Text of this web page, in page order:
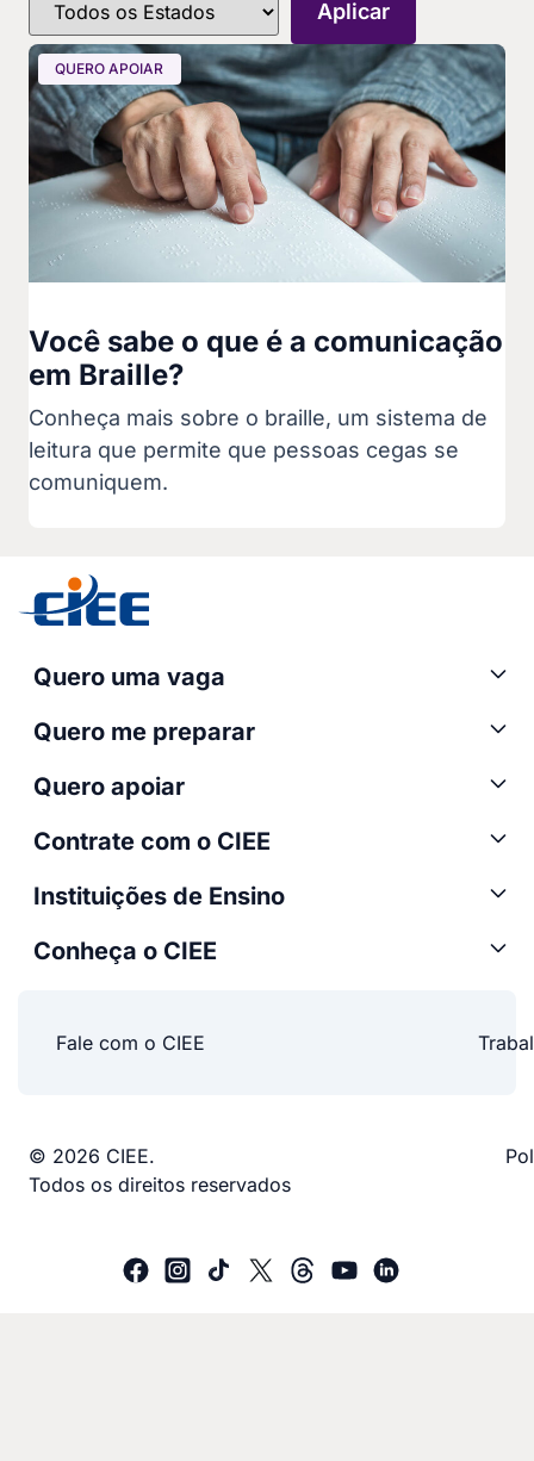
QUERO APOIAR
Você sabe o que é a comunicação
em Braille?
Conheça mais sobre o braille, um sistema de
leitura que permite que pessoas cegas se
comuniquem.
Quero uma vaga
Quero me preparar
Quero apoiar
Contrate com o CIEE
Instituições de Ensino
Conheça o CIEE
Fale com o CIEE
© 2026 CIEE.
Todos os direitos reservados